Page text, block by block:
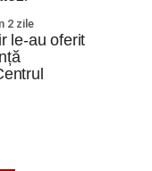
2 zile
le-au oferit